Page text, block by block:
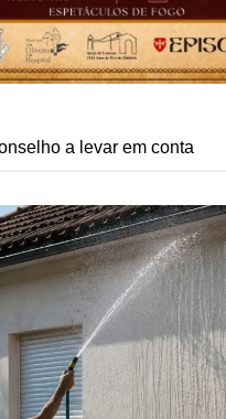
a levar em conta